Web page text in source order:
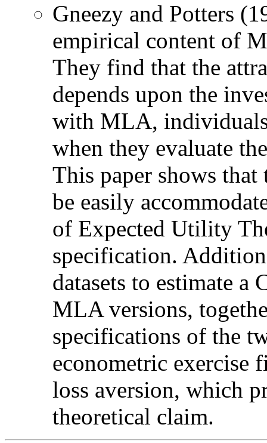
Gneezy and Potters
empirical content of
They find that the
depends upon the
with MLA,
when they evaluate
This paper shows
be easily
of Expected Utility
specification.
datasets to estimate
MLA versions,
specifications of the
econometric exercise
loss aversion, which
theoretical claim.